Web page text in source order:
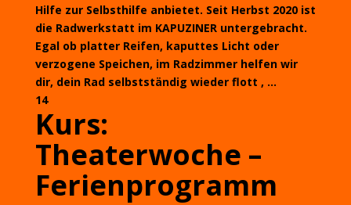
Hilfe zur Selbsthilfe anbietet. Seit Herbst 2020 ist
die Radwerkstatt im KAPUZINER untergebracht.
Egal ob platter Reifen, kaputtes Licht oder
verzogene Speichen, im Radzimmer helfen wir
dir, dein Rad selbstständig wieder flott , ...
14
Kurs:
Theaterwoche –
Ferienprogramm